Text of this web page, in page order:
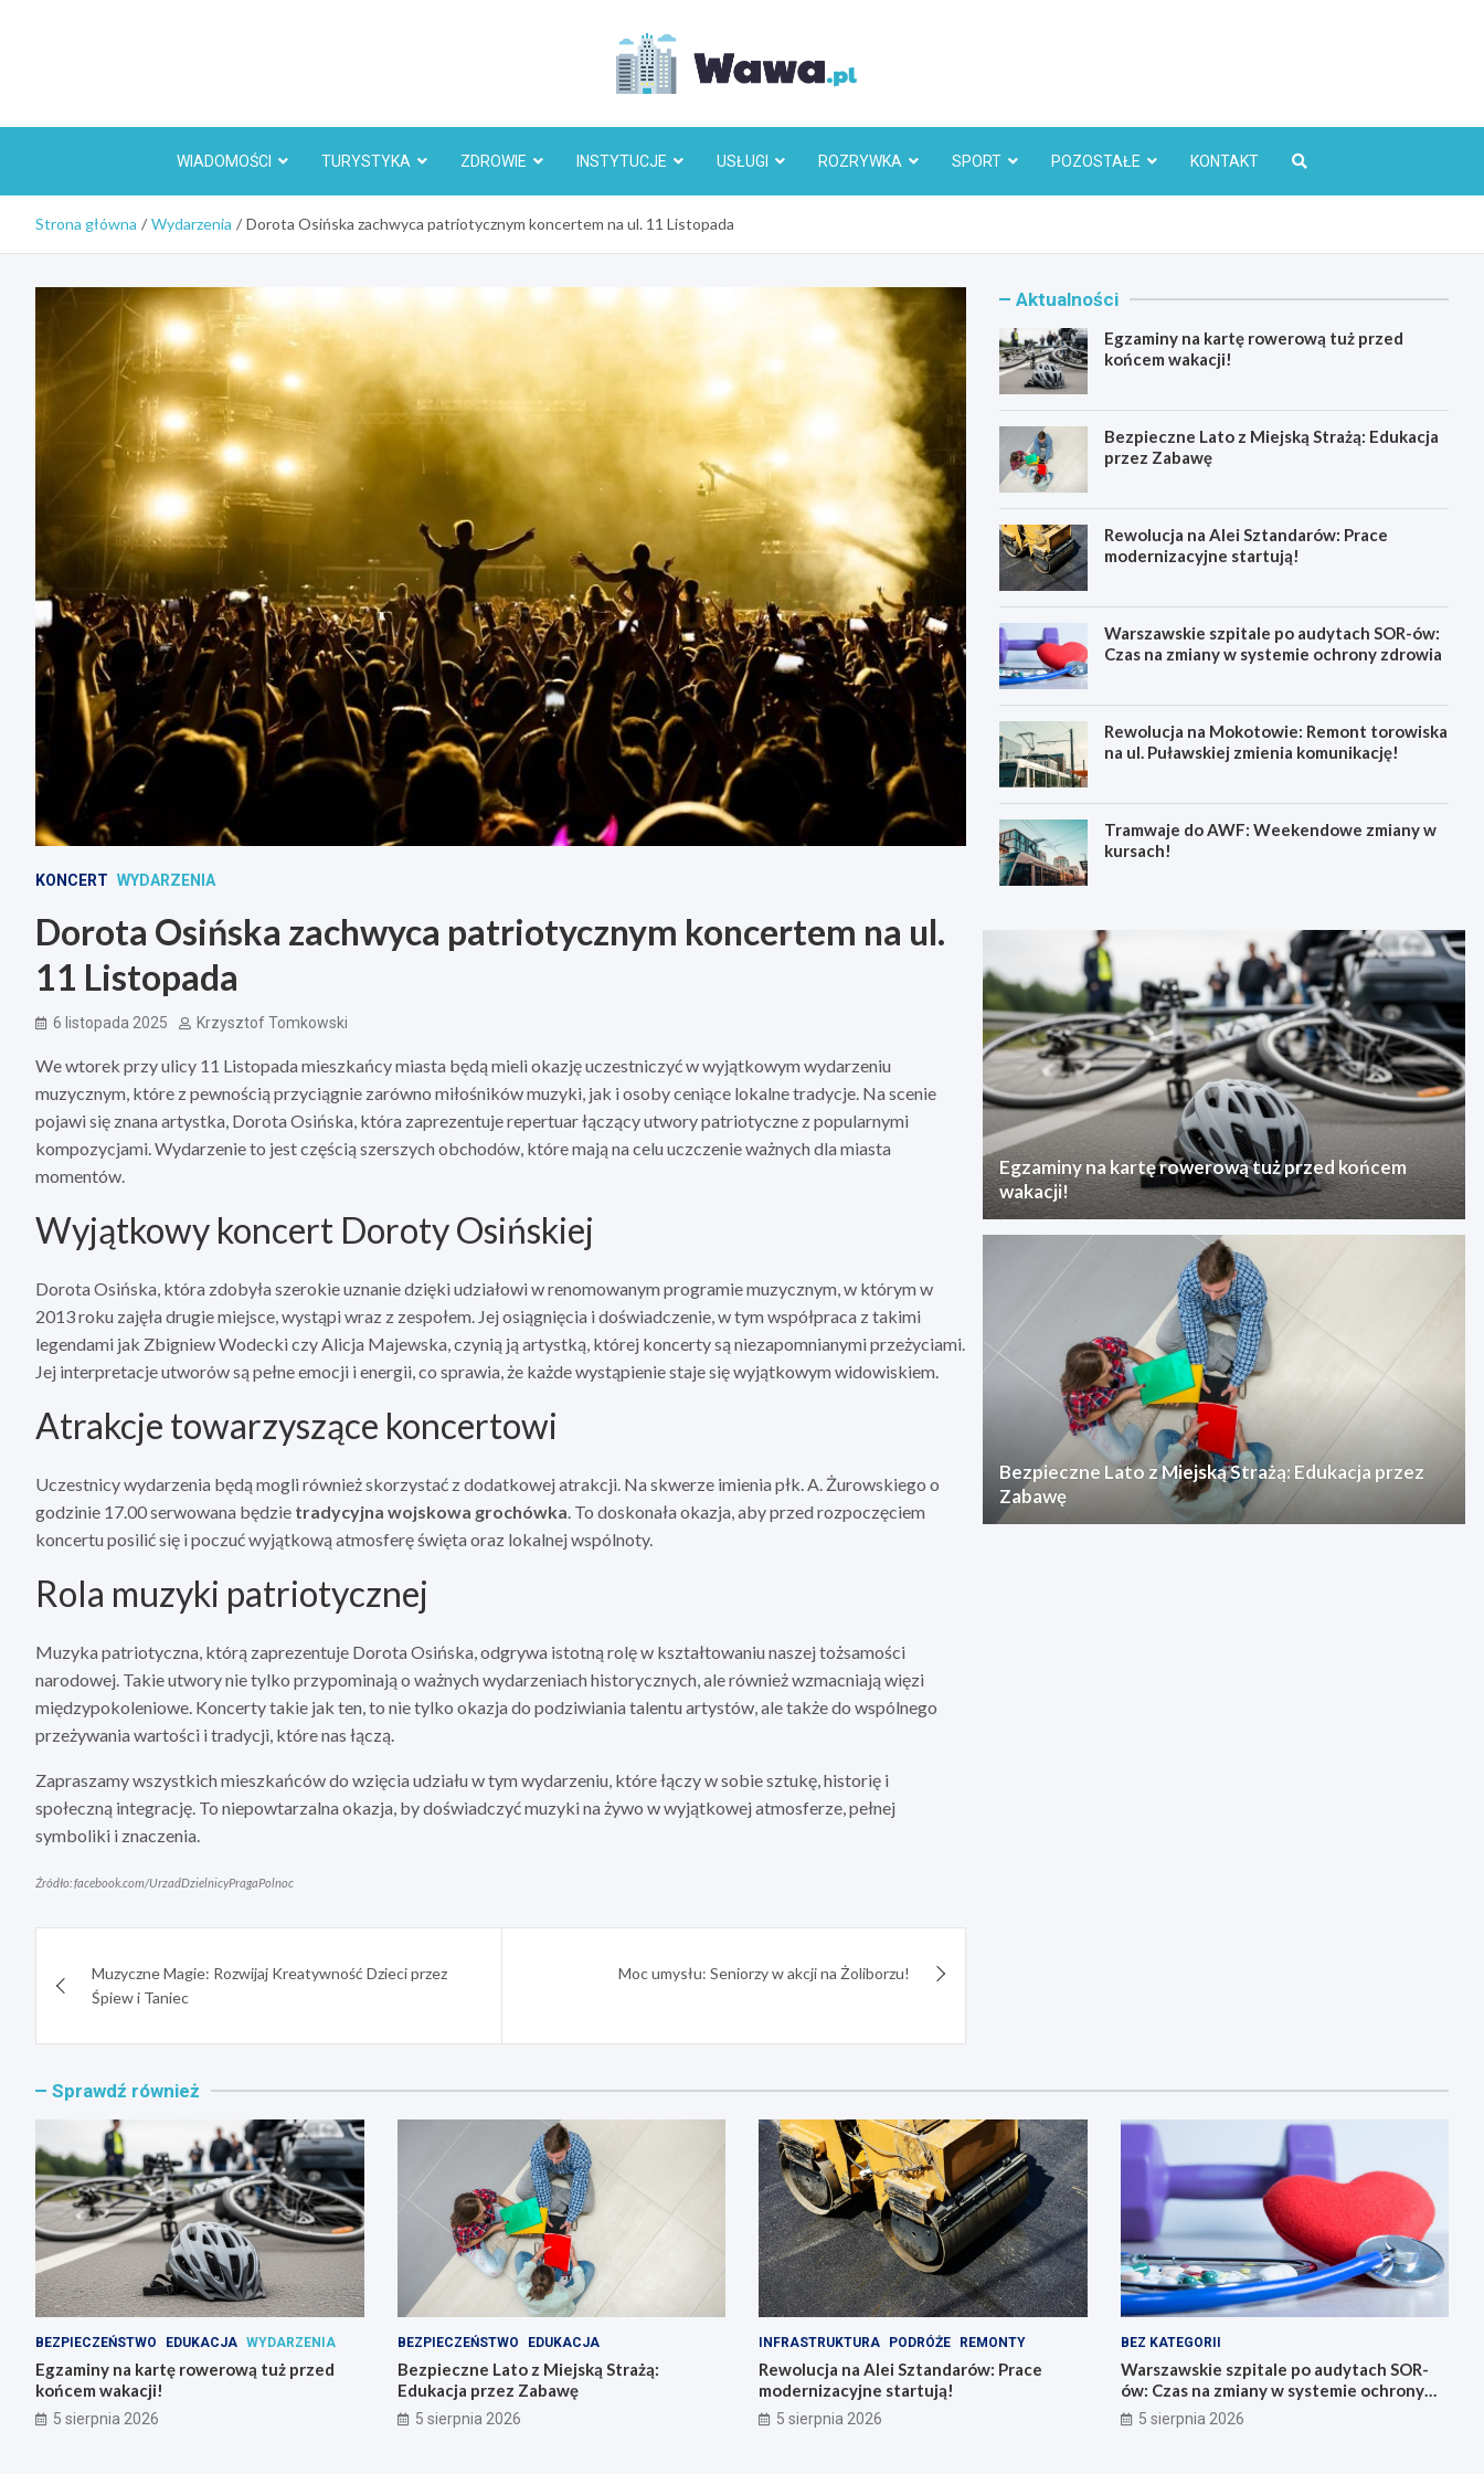
WIADOMOŚCI TURYSTYKA ZDROWIE INSTYTUCJE USŁUGI ROZRYWKA SPORT POZOSTAŁE KONTAKT
Strona główna Wydarzenia Dorota Osińska zachwyca patriotycznym koncertem na ul. 11 Listopada
KONCERT WYDARZENIA
Dorota Osińska zachwyca patriotycznym koncertem na ul.
11 Listopada
6 listopada 2025 Krzysztof Tomkowski
We wtorek przy ulicy 11 Listopada mieszkańcy miasta będą mieli okazję uczestniczyć w wyjątkowym wydarzeniu
muzycznym, które z pewnością przyciągnie zarówno miłośników muzyki, jak i osoby ceniące lokalne tradycje. Na scenie
pojawi się znana artystka, Dorota Osińska, która zaprezentuje repertuar łączący utwory patriotyczne z popularnymi
kompozycjami. Wydarzenie to jest częścią szerszych obchodów, które mają na celu uczczenie ważnych dla miasta
momentów.
Wyjątkowy koncert Doroty Osińskiej
Dorota Osińska, która zdobyła szerokie uznanie dzięki udziałowi w renomowanym programie muzycznym, w którym w
2013 roku zajęła drugie miejsce, wystąpi wraz z zespołem. Jej osiągnięcia i doświadczenie, w tym współpraca z takimi
legendami jak Zbigniew Wodecki czy Alicja Majewska, czynią ją artystką, której koncerty są niezapomnianymi przeżyciami.
Jej interpretacje utworów są pełne emocji i energii, co sprawia, że każde wystąpienie staje się wyjątkowym widowiskiem.
Atrakcje towarzyszące koncertowi
Uczestnicy wydarzenia będą mogli również skorzystać z dodatkowej atrakcji. Na skwerze imienia płk. A. Żurowskiego o
godzinie 17.00 serwowana będzie tradycyjna wojskowa grochówka. To doskonała okazja, aby przed rozpoczęciem
koncertu posilić się i poczuć wyjątkową atmosferę święta oraz lokalnej wspólnoty.
Rola muzyki patriotycznej
Muzyka patriotyczna, którą zaprezentuje Dorota Osińska, odgrywa istotną rolę w kształtowaniu naszej tożsamości
narodowej. Takie utwory nie tylko przypominają o ważnych wydarzeniach historycznych, ale również wzmacniają więzi
międzypokoleniowe. Koncerty takie jak ten, to nie tylko okazja do podziwiania talentu artystów, ale także do wspólnego
przeżywania wartości i tradycji, które nas łączą.
Zapraszamy wszystkich mieszkańców do wzięcia udziału w tym wydarzeniu, które łączy w sobie sztukę, historię i
społeczną integrację. To niepowtarzalna okazja, by doświadczyć muzyki na żywo w wyjątkowej atmosferze, pełnej
symboliki i znaczenia.
Źródło: facebook.com/UrzadDzielnicyPragaPolnoc
wpisuMuzyczne Magie: Rozwijaj Kreatywność Dzieci przez
Śpiew i Taniec
Moc umysłu: Seniorzy w akcji na Żoliborzu!
Aktualności
Egzaminy na kartę rowerową tuż przed
końcem wakacji!
Bezpieczne Lato z Miejską Strażą: Edukacja
przez Zabawę
Rewolucja na Alei Sztandarów: Prace
modernizacyjne startują!
Warszawskie szpitale po audytach SOR-ów:
Czas na zmiany w systemie ochrony zdrowia
Rewolucja na Mokotowie: Remont torowiska
na ul. Puławskiej zmienia komunikację!
Tramwaje do AWF: Weekendowe zmiany w
kursach!
Egzaminy na kartę rowerową tuż przed końcem
wakacji!
Bezpieczne Lato z Miejską Strażą: Edukacja przez
Zabawę
Sprawdź również
BEZPIECZEŃSTWO EDUKACJA WYDARZENIA
Egzaminy na kartę rowerową tuż przed
końcem wakacji!
5 sierpnia 2026
BEZPIECZEŃSTWO EDUKACJA
Bezpieczne Lato z Miejską Strażą:
Edukacja przez Zabawę
5 sierpnia 2026
INFRASTRUKTURA PODRÓŻE REMONTY
Rewolucja na Alei Sztandarów: Prace
modernizacyjne startują!
5 sierpnia 2026
BEZ KATEGORII
Warszawskie szpitale po audytach SOR-
ów: Czas na zmiany w systemie ochrony
zdrowia
5 sierpnia 2026